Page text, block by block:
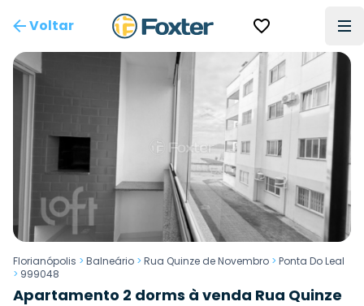
Voltar
Florianópolis > Balneário > Rua Quinze de Novembro > Ponta Do Leal
> 999048
Apartamento 2 dorms à venda Rua Quinze